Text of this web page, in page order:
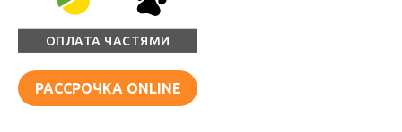
ОПЛАТА ЧАСТЯМИ
РАССРОЧКА ONLINE